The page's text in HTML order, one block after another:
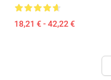
18,21 € - 42,22 €